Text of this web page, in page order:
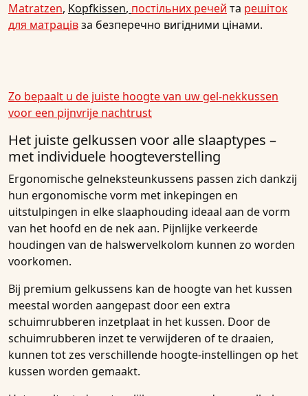
Matratzen, Kopfkissen, постільних речей та решіток
для матрацівза безперечно вигідними цінами.
Zo bepaalt u de juiste hoogte van uw gel-nekkussen
voor een pijnvrije nachtrust
Het juiste gelkussen voor alle slaaptypes –
met individuele hoogteverstelling
Ergonomische gelneksteunkussens passen zich dankzij
hun ergonomische vorm met inkepingen en
uitstulpingen in elke slaaphouding ideaal aan de vorm
van het hoofd en de nek aan. Pijnlijke verkeerde
houdingen van de halswervelkolom kunnen zo worden
voorkomen.
Bij premium gelkussens kan de hoogte van het kussen
meestal worden aangepast door een extra
schuimrubberen inzetplaat in het kussen. Door de
schuimrubberen inzet te verwijderen of te draaien,
kunnen tot zes verschillende hoogte-instellingen op het
kussen worden gemaakt.